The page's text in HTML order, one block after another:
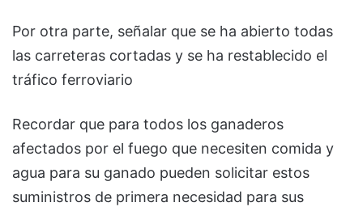
Por otra parte, señalar que se ha abierto todas
las carreteras cortadas y se ha restablecido el
tráfico ferroviario
Recordar que para todos los ganaderos
afectados por el fuego que necesiten comida y
agua para su ganado pueden solicitar estos
suministros de primera necesidad para sus